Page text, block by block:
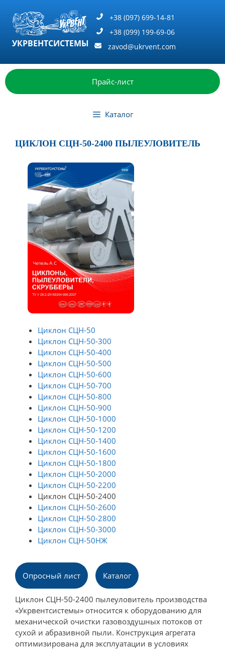
содержимому
УКРВЕНТСИСТЕМЫ
+38 (097) 699-14-81
+38 (099) 199-69-06
zavod@ukrvent.com
Прайс-лист
Каталог
ЦИКЛОН СЦН-50-2400 ПЫЛЕУЛОВИТЕЛЬ
Циклон СЦН-50
Циклон СЦН-50-300
Циклон СЦН-50-400
Циклон СЦН-50-500
Циклон СЦН-50-600
Циклон СЦН-50-700
Циклон СЦН-50-800
Циклон СЦН-50-900
Циклон СЦН-50-1000
Циклон СЦН-50-1200
Циклон СЦН-50-1400
Циклон СЦН-50-1600
Циклон СЦН-50-1800
Циклон СЦН-50-2000
Циклон СЦН-50-2200
Циклон СЦН-50-2400
Циклон СЦН-50-2600
Циклон СЦН-50-2800
Циклон СЦН-50-3000
Циклон СЦН-50НЖ
Опросный лист Каталог
Циклон СЦН-50-2400 пылеуловитель производства
«Укрвентсистемы» относится к оборудованию для
механической очистки газовоздушных потоков от
сухой и абразивной пыли. Конструкция агрегата
оптимизирована для эксплуатации в условиях